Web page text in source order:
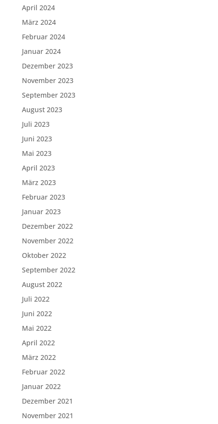
April 2024
März 2024
Februar 2024
Januar 2024
Dezember 2023
November 2023
September 2023
August 2023
Juli 2023
Juni 2023
Mai 2023
April 2023
März 2023
Februar 2023
Januar 2023
Dezember 2022
November 2022
Oktober 2022
September 2022
August 2022
Juli 2022
Juni 2022
Mai 2022
April 2022
März 2022
Februar 2022
Januar 2022
Dezember 2021
November 2021